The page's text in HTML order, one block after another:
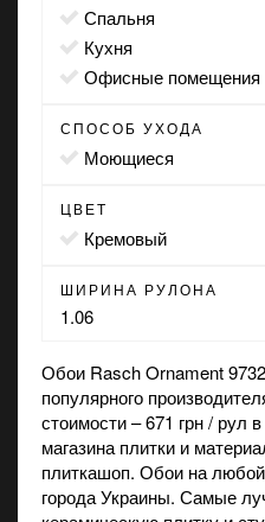
спальня
кухня
офисные помещения
СПОСОБ УХОДА
моющиеся
ЦВЕТ
кремовый
ШИРИНА РУЛОНА
1.06
Обои Rasch Ornament
популярного
стоимости – 671 грн / рул
магазина плитки и
плиткашоп. Обои на
города Украины. Самые